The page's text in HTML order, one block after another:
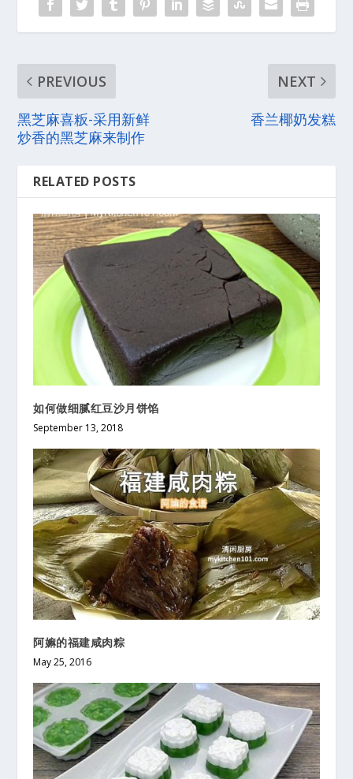
PREVIOUS
黑芝麻喜粄-采用新鲜
炒香的黑芝麻来制作
NEXT
香兰椰奶发糕
RELATED POSTS
如何做细腻红豆沙月饼馅
September 13, 2018
阿嫲的福建咸肉粽
May 25, 2016